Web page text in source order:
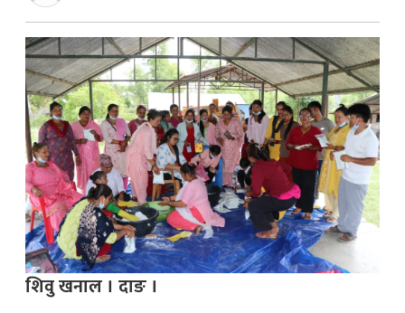
शिवु खनाल । दाङ ।